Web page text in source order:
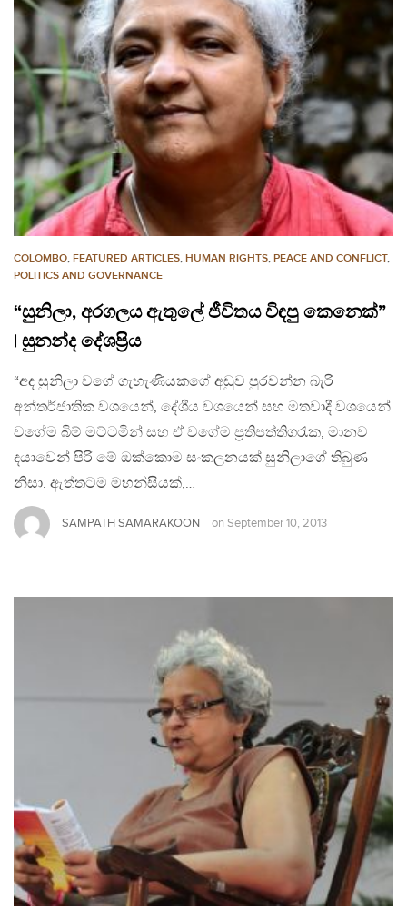
COLOMBO, FEATURED ARTICLES, HUMAN RIGHTS, PEACE AND CONFLICT,
POLITICS AND GOVERNANCE
“සුනිලා, අරගලය ඇතුලේ ජීවිතය විඳපු කෙනෙක්”
| සුනන්ද දේශප්‍රිය
“අද සුනිලා වගේ ගැහැණියකගේ අඩුව පුරවන්න බැරි
අන්තර්ජාතික වශයෙන්, දේශීය වශයෙන් සහ මතවාදී වශයෙන්
වගේම බිම් මට්ටමින් සහ ඒ වගේම ප්‍රතිපත්තිගරැක, මානව
දයාවෙන් පිරි මේ ඔක්කොම සංකලනයක් සුනිලාගේ තිබුණ
නිසා. ඇත්තටම මහන්සියක්,…
SAMPATH SAMARAKOON on September 10, 2013